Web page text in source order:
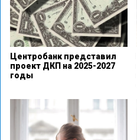
Центробанк представил
проект ДКП на 2025-2027
годы